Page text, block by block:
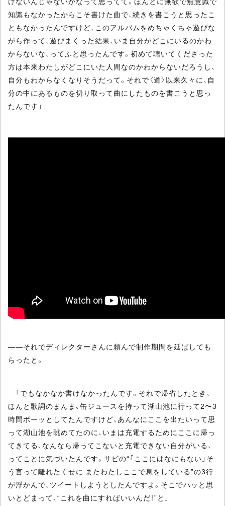
知識もなかったからこそ書けた曲で、続きを書こうと思ったこ
ともなかったんですけど、このアルバムをめちゃくちゃ遊びな
がら作って、遊びまくった結果、いま自分がどこにいるのかわ
からないな、ってふと思ったんです。初めて聴いてくださった
方は本来わたしがどこにいた人間なのかわからないだろうし、
自分もわからなくなりそうだって。それで〈道〉以来久々に、自
分の中にあるものを切り取って曲にしたものを書こうと思っ
たんです」
――それでディレクターさんに頼んで制作期間を延ばしても
らったと。
「でもなかなか書けなかったんです。それで帰省したとき、
ほんと歌詞のまんま、缶ジュースを持って湖山池に行って2〜3
時間ボーッとしてたんですけど、あんなにここを出たいって思
って湖山池を眺めてたのに、いまは充電するためにここに帰っ
てきてる、なんなら帰ってこないと充電できない自分がいる、
ってことに気づいたんです。サビの“「ここにはなにもない」そ
う言って離れたくせに またわたしここで息をしている”の3行
が浮かんで、ツイートしようとしたんですよ。そこでハッと思
いとどまって、“これを曲にすればいいんだ！”と」